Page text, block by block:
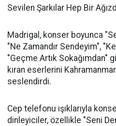
Sevilen Şarkılar Hep Bir
Madrigal, konser boyunca
"Ne Zamandır Sendeyim",
"Geçme Artık Sokağımdan"
kıran eserlerini
seslendirdi.
Cep telefonu ışıklarıyla
dinleyiciler, özellikle "Seni